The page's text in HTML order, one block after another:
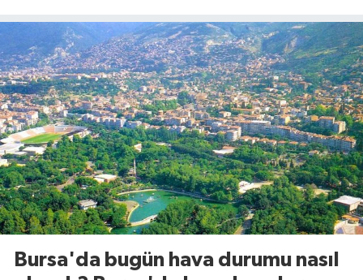
Bursa'da bugün hava durumu nasıl